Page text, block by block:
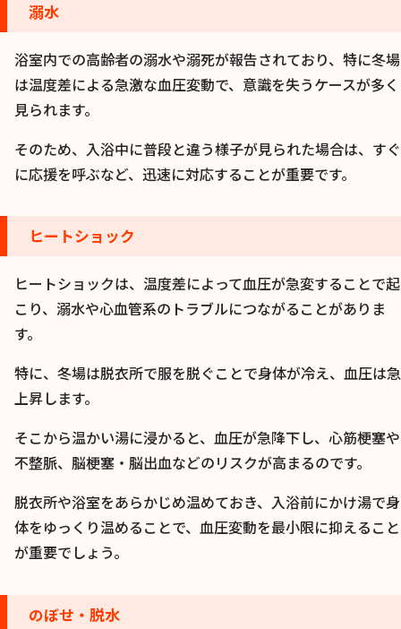
溺水
浴室内での高齢者の溺水や溺死が報告されており、特に冬場
は温度差による急激な血圧変動で、意識を失うケースが多く
見られます。
そのため、入浴中に普段と違う様子が見られた場合は、すぐ
に応援を呼ぶなど、迅速に対応することが重要です。
ヒートショック
ヒートショックは、温度差によって血圧が急変することで起
こり、溺水や心血管系のトラブルにつながることがありま
す。
特に、冬場は脱衣所で服を脱ぐことで身体が冷え、血圧は急
上昇します。
そこから温かい湯に浸かると、血圧が急降下し、心筋梗塞や
不整脈、脳梗塞・脳出血などのリスクが高まるのです。
脱衣所や浴室をあらかじめ温めておき、入浴前にかけ湯で身
体をゆっくり温めることで、血圧変動を最小限に抑えること
が重要でしょう。
のぼせ・脱水